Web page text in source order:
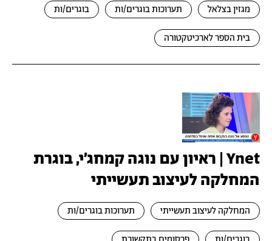
מגזין בצלאל תערוכות בוגרים/ות בוגרים/ות
בית הספר לארכיטקטורה
Ynet | ראיון עם נוגה קמחג׳י, בוגרת
המחלקה לעיצוב תעשייתי
המחלקה לעיצוב תעשייתי תערוכות בוגרים/ות